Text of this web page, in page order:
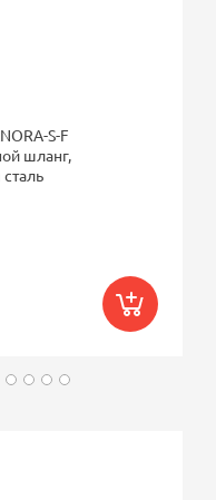
S-F
шланг,